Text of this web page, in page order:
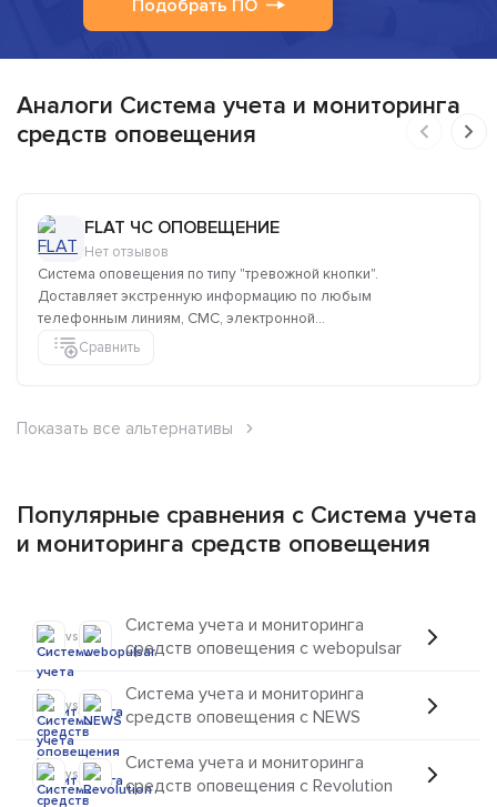
Подобрать ПО
Аналоги Система учета и мониторинга
средств оповещения
FLAT ЧС ОПОВЕЩЕНИЕ
Нет отзывов
Система оповещения по типу "тревожной кнопки".
Доставляет экстренную информацию по любым
телефонным линиям, СМС, электронной...
Сравнить
Показать все альтернативы
Популярные сравнения с Система учета
и мониторинга средств оповещения
vs
Система учета и мониторинга
средств оповещения с webopulsar
vs
Система учета и мониторинга
средств оповещения с NEWS
vs
Система учета и мониторинга
средств оповещения с Revolution